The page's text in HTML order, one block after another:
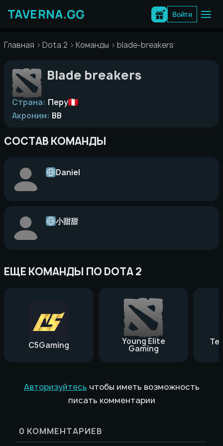
содержимому
Войти
Главная Dota 2 Команды blade-breakers
Blade breakers
Страна: Перу
Акроним: BB
СОСТАВ КОМАНДЫ
Daniel
小甜甜
ЕЩЕ КОМАНДЫ ПО DOTA 2
C5Gaming Young Elite
Gaming
Авторизуйтесь чтобы иметь возможность
писать комментарии
0 КОММЕНТАРИЕВ